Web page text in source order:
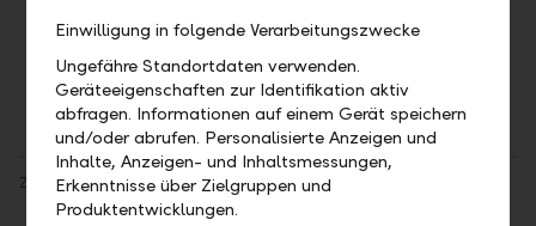
Teilen Drucken
Zur Seite"Regulatorische Änderungen ab 2018"
Einwilligung in folgende Verarbeitungszwecke
Ungefähre Standortdaten verwenden.
Geräteeigenschaften zur Identifikation aktiv
abfragen. Informationen auf einem Gerät speichern
und/oder abrufen. Personalisierte Anzeigen und
Inhalte, Anzeigen- und Inhaltsmessungen,
Erkenntnisse über Zielgruppen und
Produktentwicklungen.